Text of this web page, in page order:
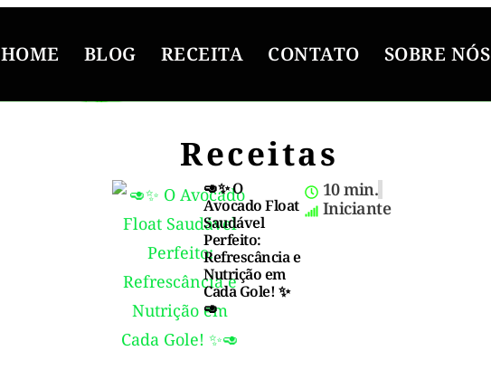
HOME BLOG RECEITA CONTATO SOBRE NÓS
Receitas
🥑✨ O
Avocado Float
Saudável
Perfeito:
Refrescância e
Nutrição em
Cada Gole! ✨
🥑
10 min.
Iniciante